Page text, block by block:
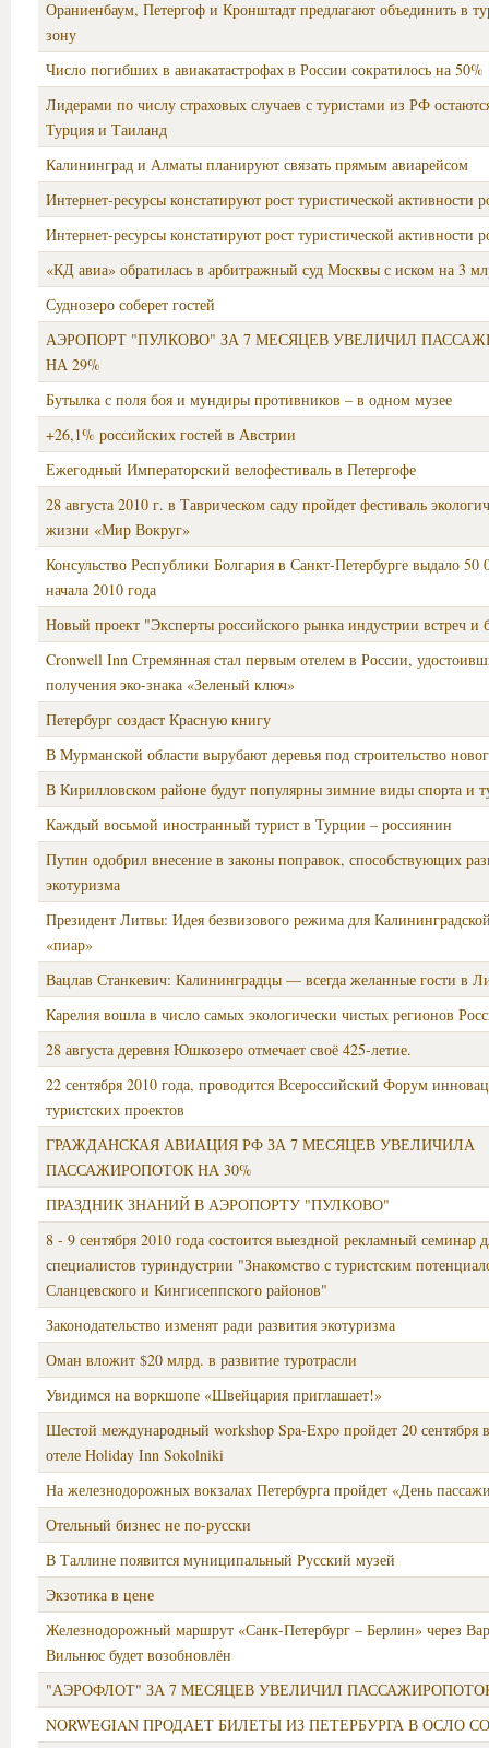
Ораниенбаум, Петергоф и Кронштадт предлагают объединить в
зону
Число погибших в авиакатастрофах в России сократилось на 50%
Лидерами по числу страховых случаев с туристами из РФ
Турция и Таиланд
Калининград и Алматы планируют связать прямым авиарейсом
Интернет-ресурсы констатируют рост туристической активности
Интернет-ресурсы констатируют рост туристической активности
«КД авиа» обратилась в арбитражный суд Москвы с иском на 3
Суднозеро соберет гостей
АЭРОПОРТ "ПУЛКОВО" ЗА 7 МЕСЯЦЕВ УВЕЛИЧИЛ
НА 29%
Бутылка с поля боя и мундиры противников – в одном музее
+26,1% российских гостей в Австрии
Ежегодный Императорский велофестиваль в Петергофе
28 августа 2010 г. в Таврическом саду пройдет фестиваль
жизни «Мир Вокруг»
Консульство Республики Болгария в Санкт-Петербурге выдало 50
начала 2010 года
Новый проект "Эксперты российского рынка индустрии встреч и
Cronwell Inn Стремянная стал первым отелем в России,
получения эко-знака «Зеленый ключ»
Петербург создаст Красную книгу
В Мурманской области вырубают деревья под строительство
В Кирилловском районе будут популярны зимние виды спорта и
Каждый восьмой иностранный турист в Турции – россиянин
Путин одобрил внесение в законы поправок, способствующих
экотуризма
Президент Литвы: Идея безвизового режима для
«пиар»
Вацлав Станкевич: Калининградцы — всегда желанные гости в
Карелия вошла в число самых экологически чистых регионов
28 августа деревня Юшкозеро отмечает своё 425-летие.
22 сентября 2010 года, проводится Всероссийский Форум
туристских проектов
ГРАЖДАНСКАЯ АВИАЦИЯ РФ ЗА 7 МЕСЯЦЕВ УВЕЛИЧИЛА
ПАССАЖИРОПОТОК НА 30%
ПРАЗДНИК ЗНАНИЙ В АЭРОПОРТУ "ПУЛКОВО"
8 - 9 сентября 2010 года состоится выездной рекламный семинар
специалистов туриндустрии "Знакомство с туристским
Сланцевского и Кингисеппского районов"
Законодательство изменят ради развития экотуризма
Оман вложит $20 млрд. в развитие туротрасли
Увидимся на воркшопе «Швейцария приглашает!»
Шестой международный workshop Spa-Expo пройдет 20 сентября
отеле Holiday Inn Sokolniki
На железнодорожных вокзалах Петербурга пройдет «День
Отельный бизнес не по-русски
В Таллине появится муниципальный Русский музей
Экзотика в цене
Железнодорожный маршрут «Санк-Петербург – Берлин» через
Вильнюс будет возобновлён
"АЭРОФЛОТ" ЗА 7 МЕСЯЦЕВ УВЕЛИЧИЛ
NORWEGIAN ПРОДАЕТ БИЛЕТЫ ИЗ ПЕТЕРБУРГА В ОСЛО